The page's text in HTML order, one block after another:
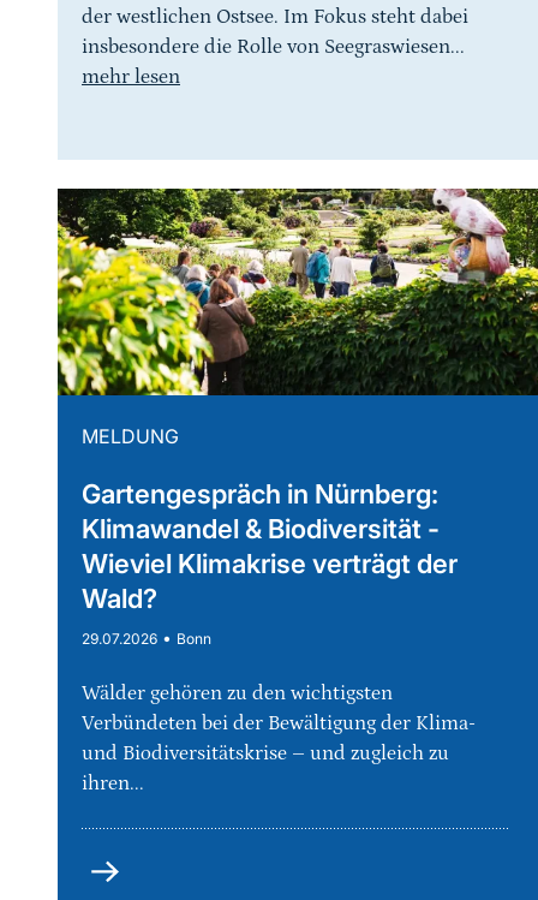
der westlichen Ostsee. Im Fokus steht dabei
insbesondere die Rolle von Seegraswiesen...
mehr lesen
Gartengespräch in Nürnberg:
Klimawandel & Biodiversität -
Wieviel Klimakrise verträgt der
Wald?
MELDUNG
29.07.2026 • Bonn
Wälder gehören zu den wichtigsten
Verbündeten bei der Bewältigung der Klima-
und Biodiversitätskrise – und zugleich zu
ihren...
mehr